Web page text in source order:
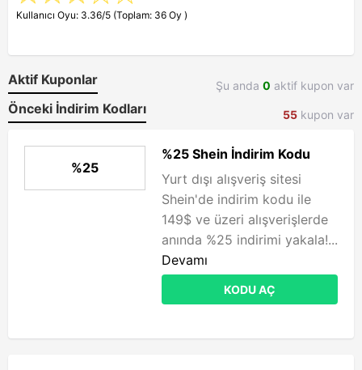
Kullanıcı Oyu: 3.36/5 (Toplam: 36 Oy )
Aktif Kuponlar Şu anda 0 aktif kupon var
Önceki İndirim Kodları 55 kupon var
%25
%25 Shein İndirim Kodu
Yurt dışı alışveriş sitesi
Shein'de indirim kodu ile
149$ ve üzeri alışverişlerde
anında %25 indirimi yakala!...
Devamı
KODU AÇ